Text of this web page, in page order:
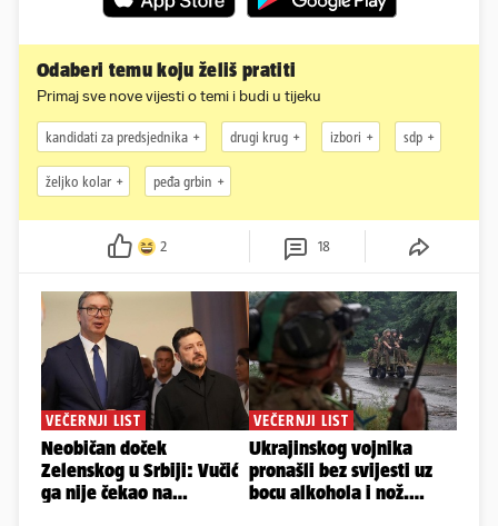
Odaberi temu koju želiš pratiti
Primaj sve nove vijesti o temi i budi u tijeku
kandidati za predsjednika drugi krug izbori sdp
željko kolar peđa grbin
2 18